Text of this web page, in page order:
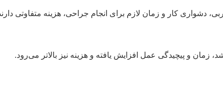
دشواری کار و زمان لازم برای انجام جراحی، هزینه متفاوتی
زمان و پیچیدگی عمل افزایش یافته و هزینه نیز بالاتر می‌رود.